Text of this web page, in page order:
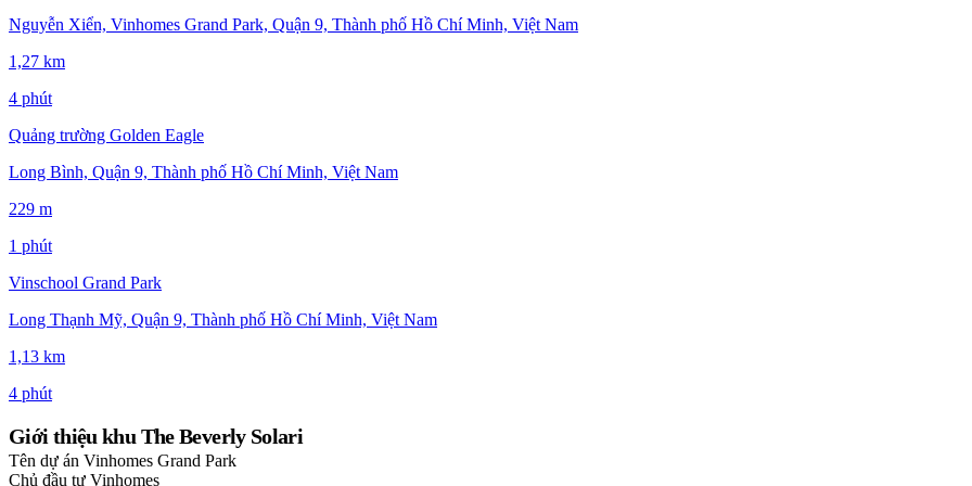
Nguyễn Xiển, Vinhomes Grand Park, Quận 9, Thành phố Hồ Chí Minh, Việt Nam
1,27 km
4 phút
Quảng trường Golden Eagle
Long Bình, Quận 9, Thành phố Hồ Chí Minh, Việt Nam
229 m
1 phút
Vinschool Grand Park
Long Thạnh Mỹ, Quận 9, Thành phố Hồ Chí Minh, Việt Nam
1,13 km
4 phút
Giới thiệu khu The Beverly Solari
Tên dự án Vinhomes Grand Park
Chủ đầu tư Vinhomes